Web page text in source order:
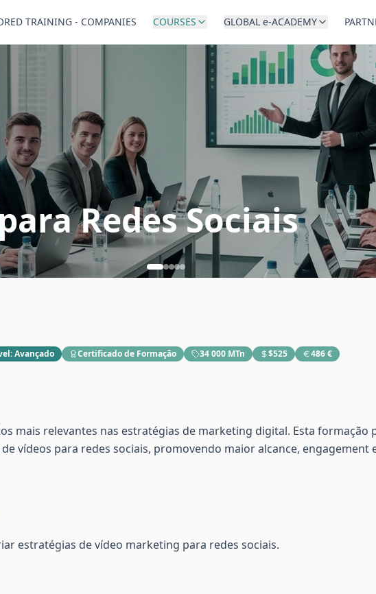
TRAINING - COMPANIES COURSES GLOBAL e-ACADEMY
Redes Sociais
:Avançado Certificado de Formação 34 000 MTn $525 486 €
mais relevantes nas estratégias de marketing digital. Esta formação
vídeos para redes sociais, promovendo maior alcance, engagement
estratégias de vídeo marketing para redes sociais.